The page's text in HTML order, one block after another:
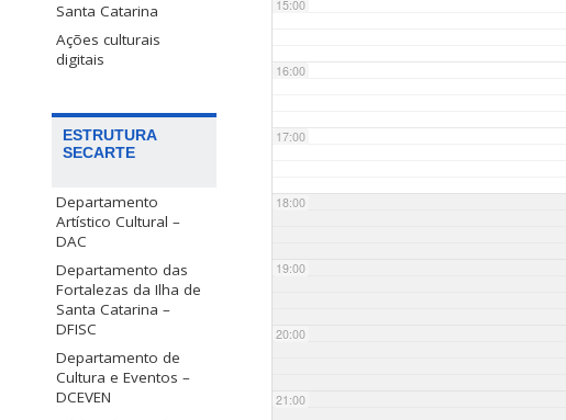
Santa Catarina
Ações culturais
digitais
ESTRUTURA
SECARTE
Departamento
Artístico Cultural –
DAC
Departamento das
Fortalezas da Ilha de
Santa Catarina –
DFISC
Departamento de
Cultura e Eventos –
DCEVEN
15:00
16:00
17:00
18:00
19:00
20:00
21:00